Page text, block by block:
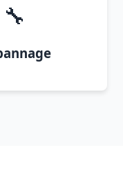
🔧